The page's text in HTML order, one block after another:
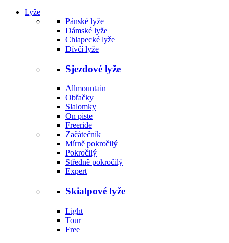
Lyže
Pánské lyže
Dámské lyže
Chlapecké lyže
Dívčí lyže
Sjezdové lyže
Allmountain
Obřačky
Slalomky
On piste
Freeride
Začátečník
Mírně pokročilý
Pokročilý
Středně pokročilý
Expert
Skialpové lyže
Light
Tour
Free